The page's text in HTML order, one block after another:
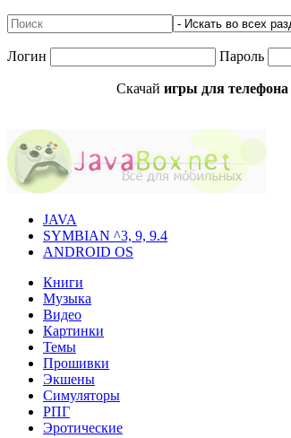
Логин Пароль
Скачай игры для телефона
JAVA
SYMBIAN ^3, 9, 9.4
ANDROID OS
Книги
Музыка
Видео
Картинки
Темы
Прошивки
Экшены
Симуляторы
РПГ
Эротические